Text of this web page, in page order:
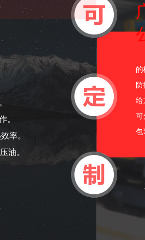
。
率。
油。
的
给
可
包